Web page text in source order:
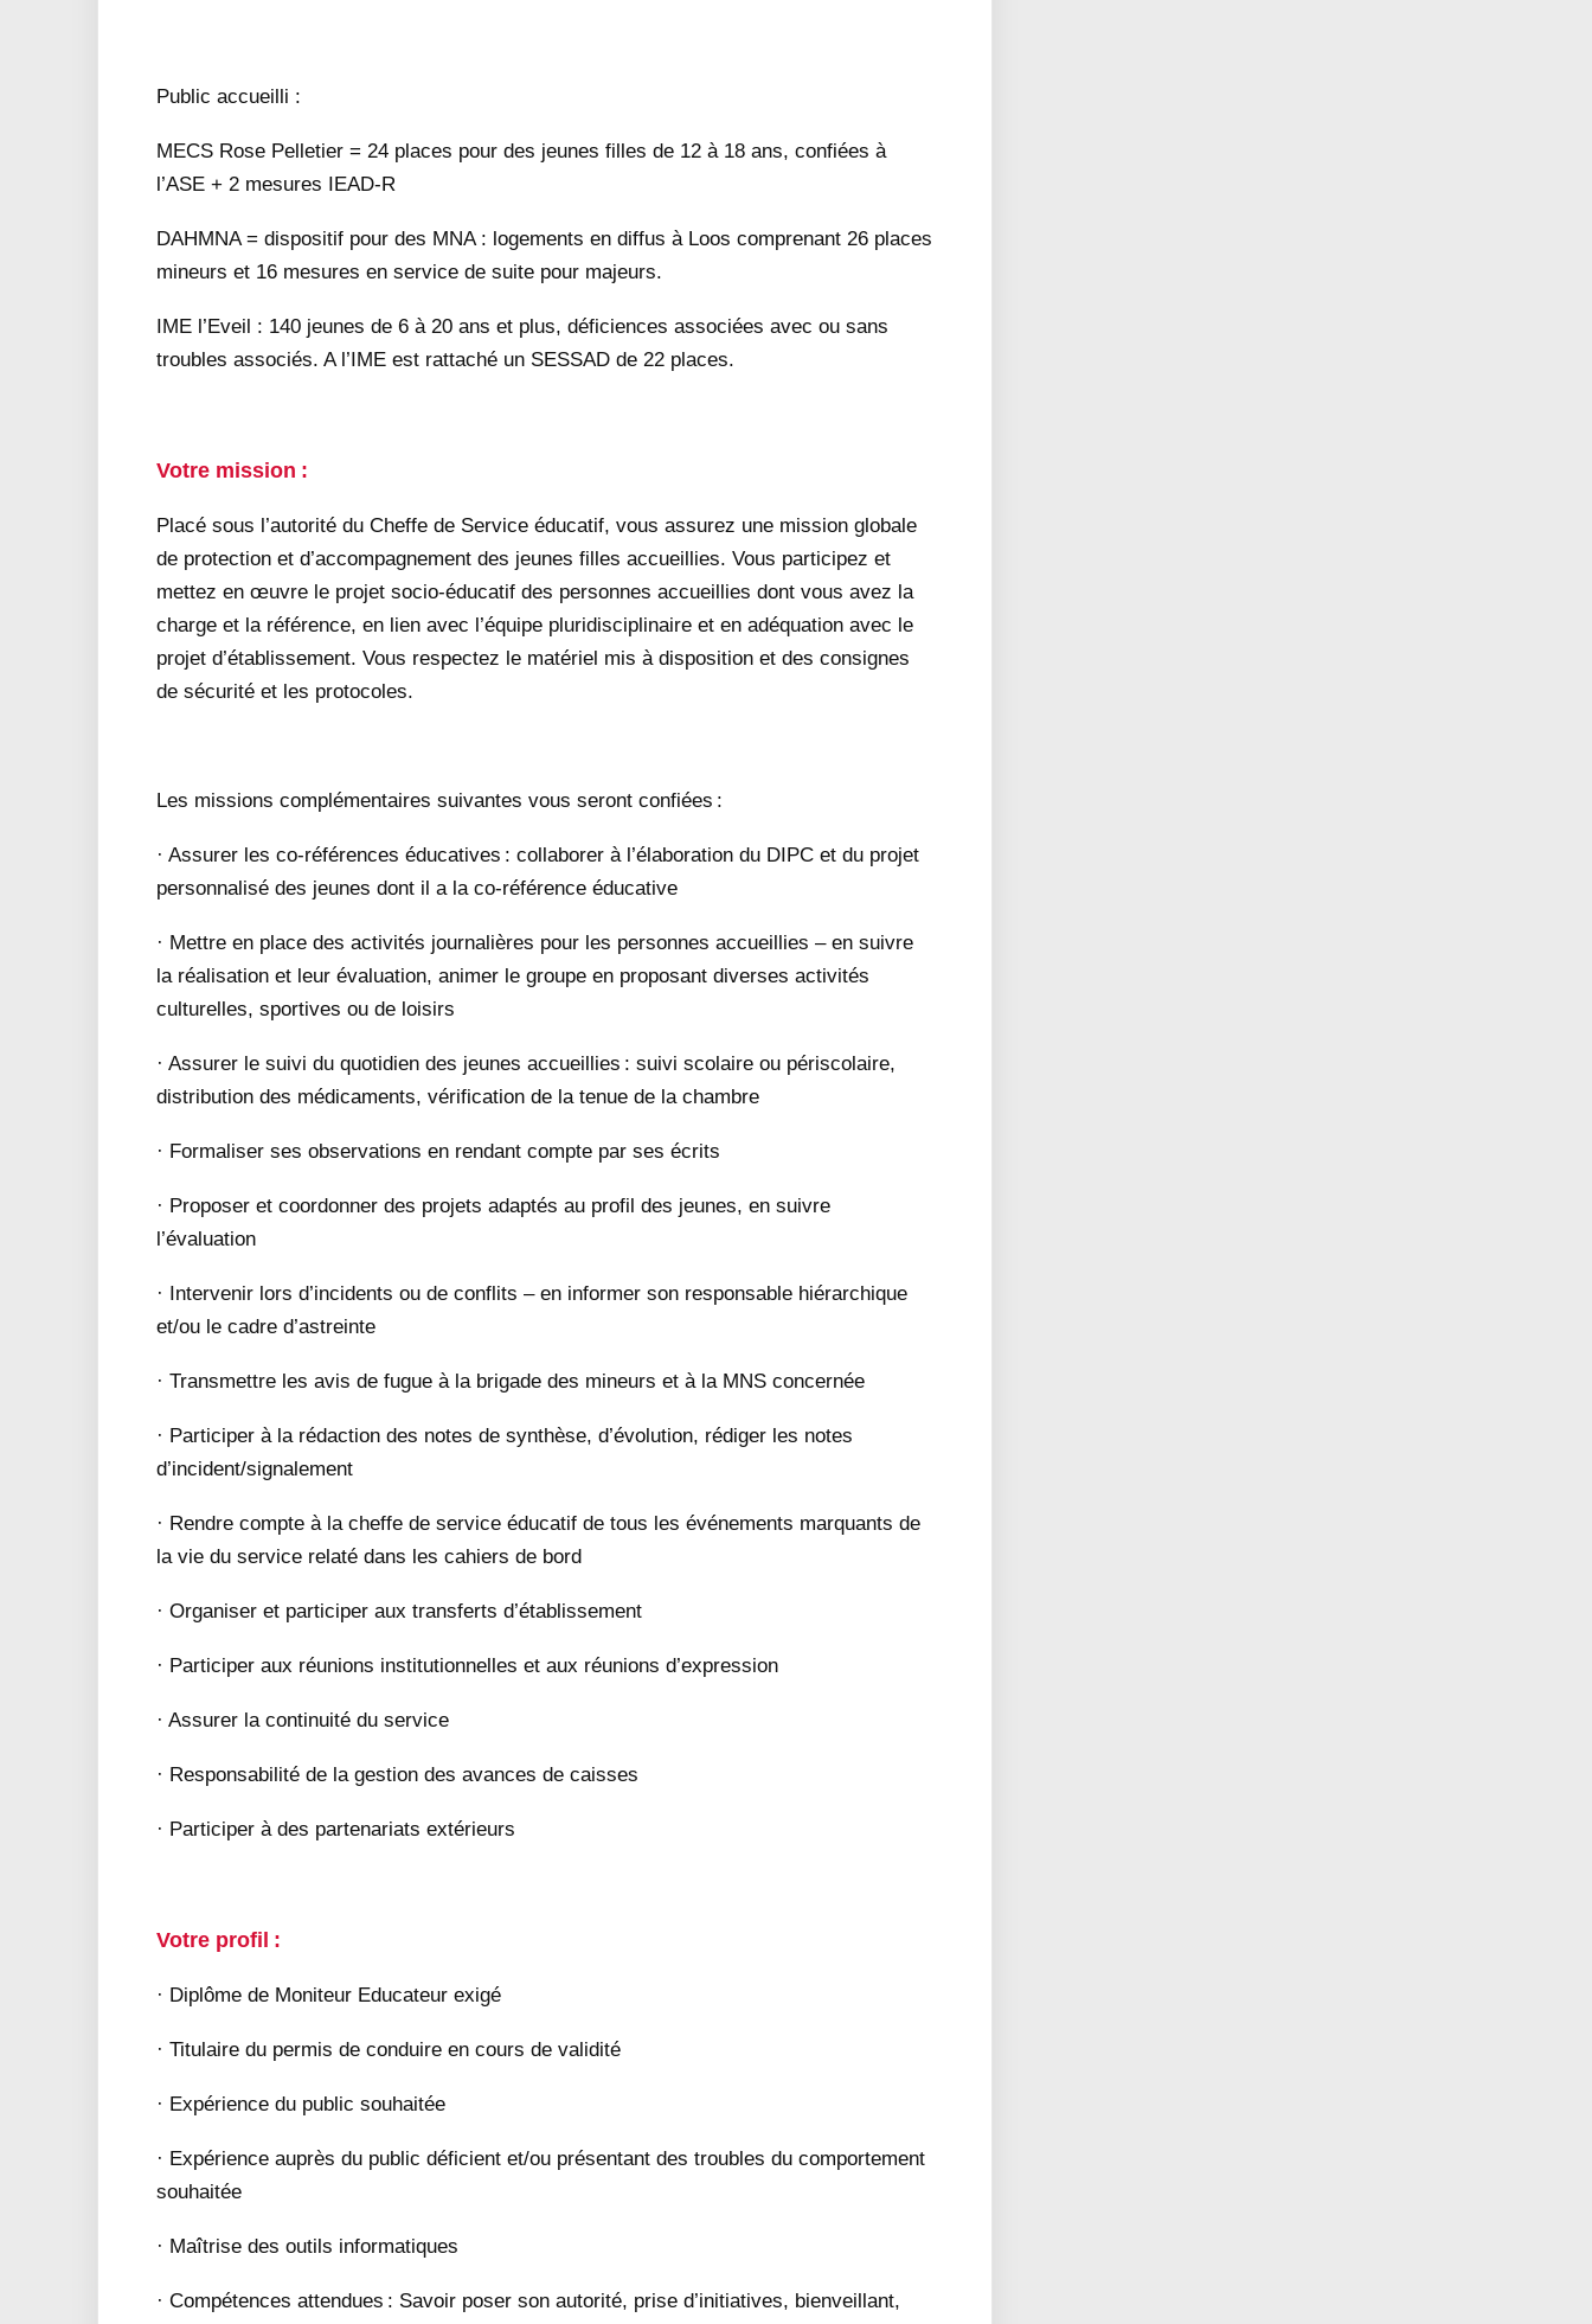
Public accueilli :
MECS Rose Pelletier = 24 places pour des jeunes filles de 12 à 18 ans, confiées à
l’ASE + 2 mesures IEAD-R
DAHMNA = dispositif pour des MNA : logements en diffus à Loos comprenant 26 places
mineurs et 16 mesures en service de suite pour majeurs.
IME l’Eveil : 140 jeunes de 6 à 20 ans et plus, déficiences associées avec ou sans
troubles associés. A l’IME est rattaché un SESSAD de 22 places.
Votre mission :
Placé sous l’autorité du Cheffe de Service éducatif, vous assurez une mission globale
de protection et d’accompagnement des jeunes filles accueillies. Vous participez et
mettez en œuvre le projet socio-éducatif des personnes accueillies dont vous avez la
charge et la référence, en lien avec l’équipe pluridisciplinaire et en adéquation avec le
projet d’établissement. Vous respectez le matériel mis à disposition et des consignes
de sécurité et les protocoles.
Les missions complémentaires suivantes vous seront confiées :
· Assurer les co-références éducatives : collaborer à l’élaboration du DIPC et du projet
personnalisé des jeunes dont il a la co-référence éducative
· Mettre en place des activités journalières pour les personnes accueillies – en suivre
la réalisation et leur évaluation, animer le groupe en proposant diverses activités
culturelles, sportives ou de loisirs
· Assurer le suivi du quotidien des jeunes accueillies : suivi scolaire ou périscolaire,
distribution des médicaments, vérification de la tenue de la chambre
· Formaliser ses observations en rendant compte par ses écrits
· Proposer et coordonner des projets adaptés au profil des jeunes, en suivre
l’évaluation
· Intervenir lors d’incidents ou de conflits – en informer son responsable hiérarchique
et/ou le cadre d’astreinte
· Transmettre les avis de fugue à la brigade des mineurs et à la MNS concernée
· Participer à la rédaction des notes de synthèse, d’évolution, rédiger les notes
d’incident/signalement
· Rendre compte à la cheffe de service éducatif de tous les événements marquants de
la vie du service relaté dans les cahiers de bord
· Organiser et participer aux transferts d’établissement
· Participer aux réunions institutionnelles et aux réunions d’expression
· Assurer la continuité du service
· Responsabilité de la gestion des avances de caisses
· Participer à des partenariats extérieurs
Votre profil :
· Diplôme de Moniteur Educateur exigé
· Titulaire du permis de conduire en cours de validité
· Expérience du public souhaitée
· Expérience auprès du public déficient et/ou présentant des troubles du comportement
souhaitée
· Maîtrise des outils informatiques
· Compétences attendues : Savoir poser son autorité, prise d’initiatives, bienveillant,